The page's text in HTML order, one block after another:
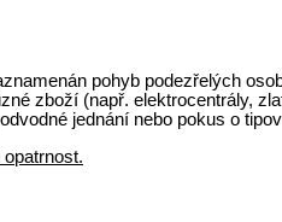
pohyb podezřelých
zboží (např. elektrocentrály,
jednání nebo pokus o